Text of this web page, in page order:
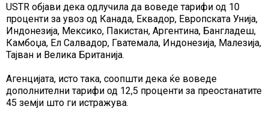
USTR објави дека одлучила да воведе тарифи од 10
проценти за увоз од Канада, Еквадор, Европската Унија,
Индонезија, Мексико, Пакистан, Аргентина, Бангладеш,
Камбоџа, Ел Салвадор, Гватемала, Индонезија, Малезија,
Тајван и Велика Британија.
Агенцијата, исто така, соопшти дека ќе воведе
дополнителни тарифи од 12,5 проценти за преостанатите
45 земји што ги истражува.